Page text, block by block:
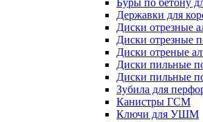
Буры по бетону
Державки для
Диски отрезные
Диски отрезные
Диски отреные
Диски пильные
Диски пильные
Зубила для
Канистры ГСМ
Ключи для УШМ